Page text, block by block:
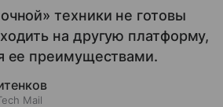
техники не готовы
на другую платформу,
ее преимуществами.
Mail